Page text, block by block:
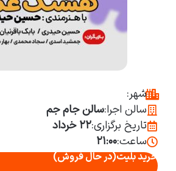
شهر:
سالن اجرا:سالن جام جم
تاریخ برگزاری:۲۲ خرداد
ساعت:۲۱:۰۰
خرید بلیت(در حال فروش)